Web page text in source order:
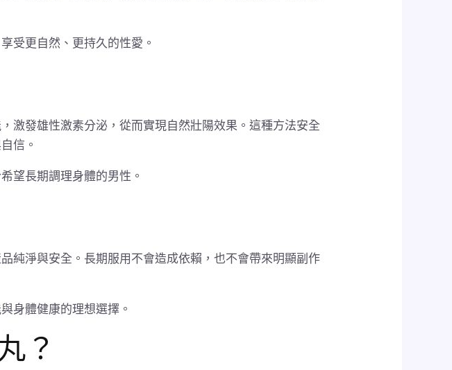
受更自然、更持久的性愛。
激發雄性激素分泌，從而實現自然壯陽效果。這種方法安全
信。
望長期調理身體的男性。
純淨與安全。長期服用不會造成依賴，也不會帶來明顯副作
身體健康的理想選擇。
？